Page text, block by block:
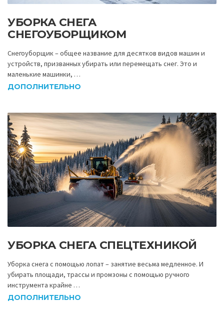
УБОРКА СНЕГА
СНЕГОУБОРЩИКОМ
Снегоуборщик – общее название для десятков видов машин и
устройств, призванных убирать или перемещать снег. Это и
маленькие машинки, …
ДОПОЛНИТЕЛЬНО
УБОРКА СНЕГА СПЕЦТЕХНИКОЙ
Уборка снега с помощью лопат – занятие весьма медленное. И
убирать площади, трассы и промзоны с помощью ручного
инструмента крайне …
ДОПОЛНИТЕЛЬНО